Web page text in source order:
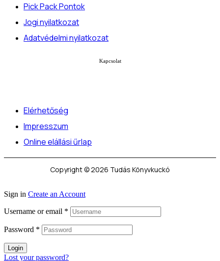
Pick Pack Pontok
Jogi nyilatkozat
Adatvédelmi nyilatkozat
Kapcsolat
Elérhetőség
Impresszum
Online elállási űrlap
Copyright © 2026 Tudás Könyvkuckó
Sign in Create an Account
Username or email *
Password *
Login
Lost your password?